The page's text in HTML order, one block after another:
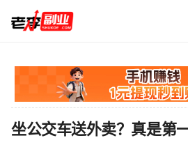
坐公交车送外卖？真是第